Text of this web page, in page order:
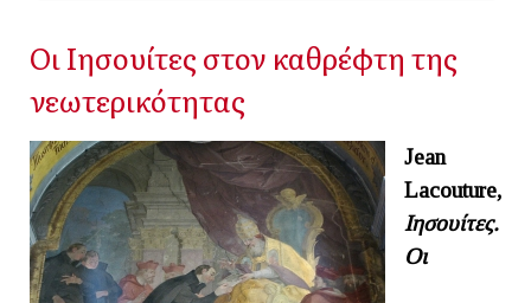
Οι Ιησουίτες στον καθρέφτη της
νεωτερικότητας
Jean
Lacouture,
Ιησουίτες.
Οι